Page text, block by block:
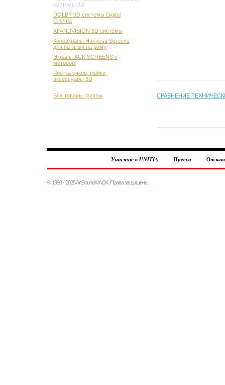
системы 3D
DOLBY 3D системы Digital
Cinema
XPANDVISION 3D системы
Киноэкраны Hakness Screens
для натяжки на раму
Экраны ACK SCREENS с
мотором
Чистка очков, мойки,
аксессуары 3D
Все товары группы СРАВНЕНИЕ
Участие в UNITIA Пресса
© 1998 - 2025 ArtSoundK/ACK. Права защищены.